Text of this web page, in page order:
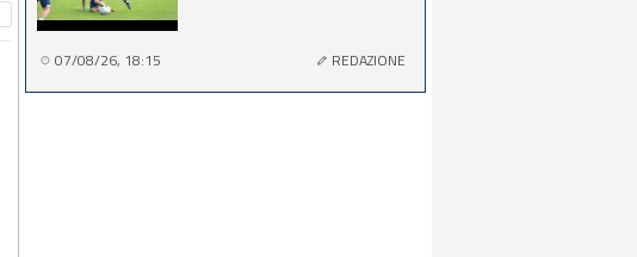
07/08/26, 18:15 REDAZIONE